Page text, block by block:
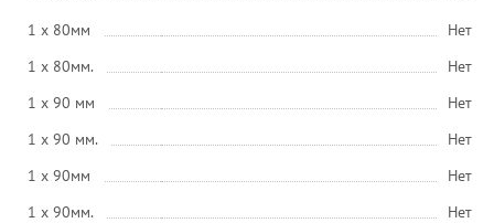
1 x 80мм
Нет
1 x 80мм.
Нет
1 x 90 мм
Нет
1 x 90 мм.
Нет
1 x 90мм
Нет
1 x 90мм.
Нет